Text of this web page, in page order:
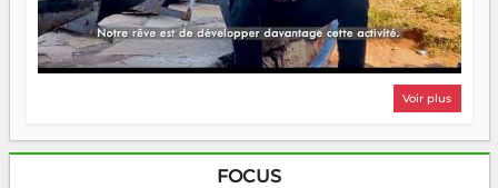
Voir plus
FOCUS